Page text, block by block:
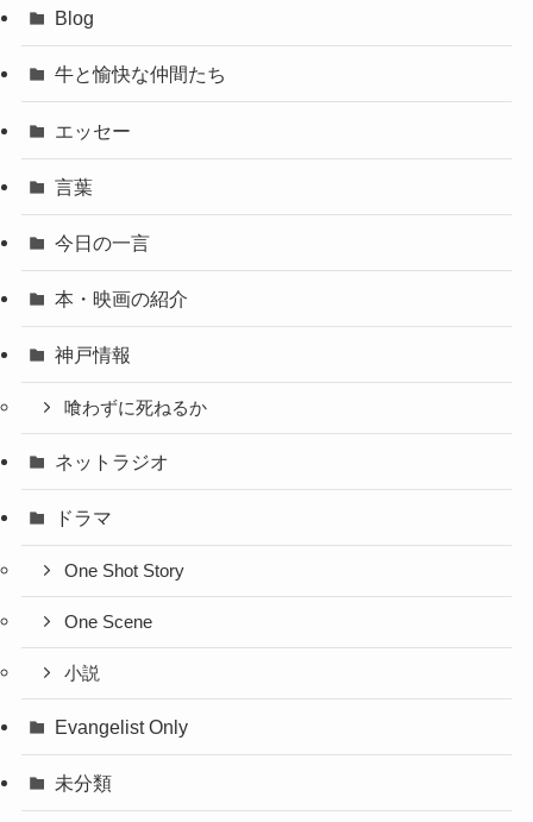
Blog
牛と愉快な仲間たち
エッセー
言葉
今日の一言
本・映画の紹介
神戸情報
喰わずに死ねるか
ネットラジオ
ドラマ
One Shot Story
One Scene
小説
Evangelist Only
未分類